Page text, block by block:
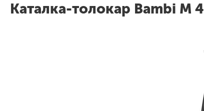
Каталка-толокар Bambi M